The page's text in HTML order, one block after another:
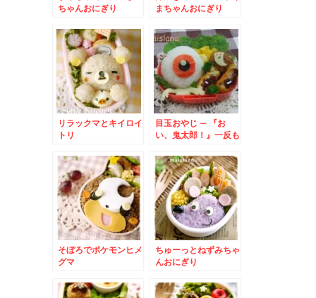
ちゃんおにぎり
まちゃんおにぎり
リラックマとキイロイ
トリ
目玉おやじ – 『お
い、鬼太郎！』一反も
そぼろでポケモンヒメ
グマ
ちゅーっとねずみちゃ
んおにぎり